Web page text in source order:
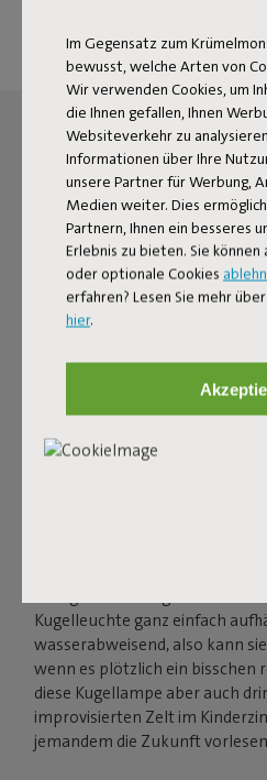
Im Gegensatz zum
bewusst, welche Arten von
Wir verwenden Cookies, um
die Ihnen gefallen, Ihnen
Websiteverkehr zu
Informationen über Ihre
unsere Partner für Werbung,
Medien weiter. Dies
Partnern, Ihnen ein besseres
Erlebnis zu bieten. Sie
oder optionale Cookies
erfahren? Lesen Sie mehr
hier.
DIE LED-
Kugelleuchte ganz einfach
wasserabweisend, also kann
wenn es plötzlich ein
diese Kugellampe aber auch
improvisierten Zelt im
jemandem die Zukunft